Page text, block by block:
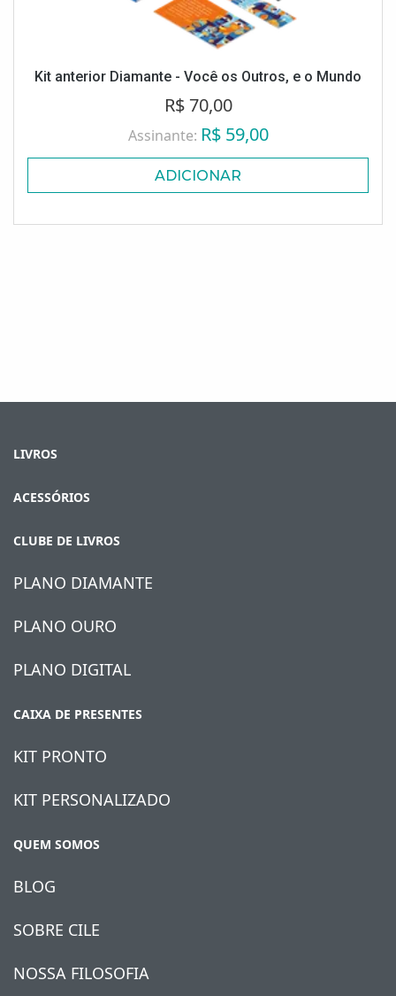
Kit anterior Diamante - Você os Outros, e o Mundo
R$ 70,00
Assinante: R$ 59,00
ADICIONAR
LIVROS
ACESSÓRIOS
CLUBE DE LIVROS
PLANO DIAMANTE
PLANO OURO
PLANO DIGITAL
CAIXA DE PRESENTES
KIT PRONTO
KIT PERSONALIZADO
QUEM SOMOS
BLOG
SOBRE CILE
NOSSA FILOSOFIA